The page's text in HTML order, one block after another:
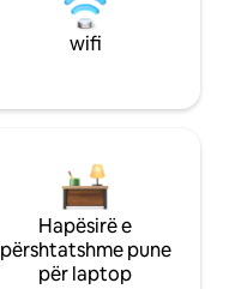
wifi
Hapësirë e
përshtatshme pune
për laptop